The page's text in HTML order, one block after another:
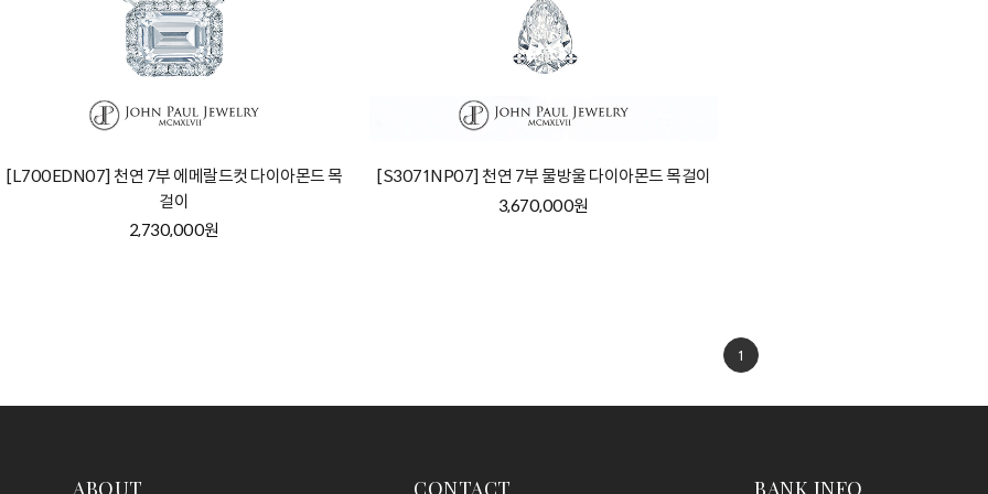
[L700EDN07] 천연 7부 에메랄드컷 다이아몬드 목
걸이
2,730,000원
[S3071NP07] 천연 7부 물방울 다이아몬드 목걸이
3,670,000원
1